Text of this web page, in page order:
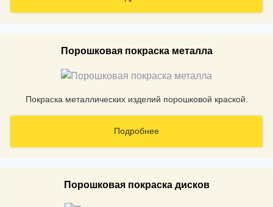
Порошковая покраска металла
Покраска металлических изделий порошковой краской.
Подробнее
Порошковая покраска дисков